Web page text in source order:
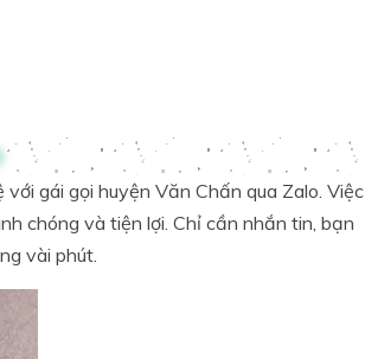
gái gọi huyện Văn Chấn qua Zalo. Việc
chóng và tiện lợi. Chỉ cần nhắn tin, bạn
vài phút.